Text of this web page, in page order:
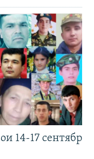
14-17 сентябр